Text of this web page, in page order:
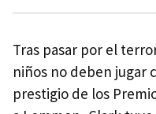
Tras pasar por el
niños no deben jugar
prestigio de los